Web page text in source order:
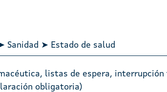
Sanidad ➤ Estado de salud
listas de espera,
obligatoria)